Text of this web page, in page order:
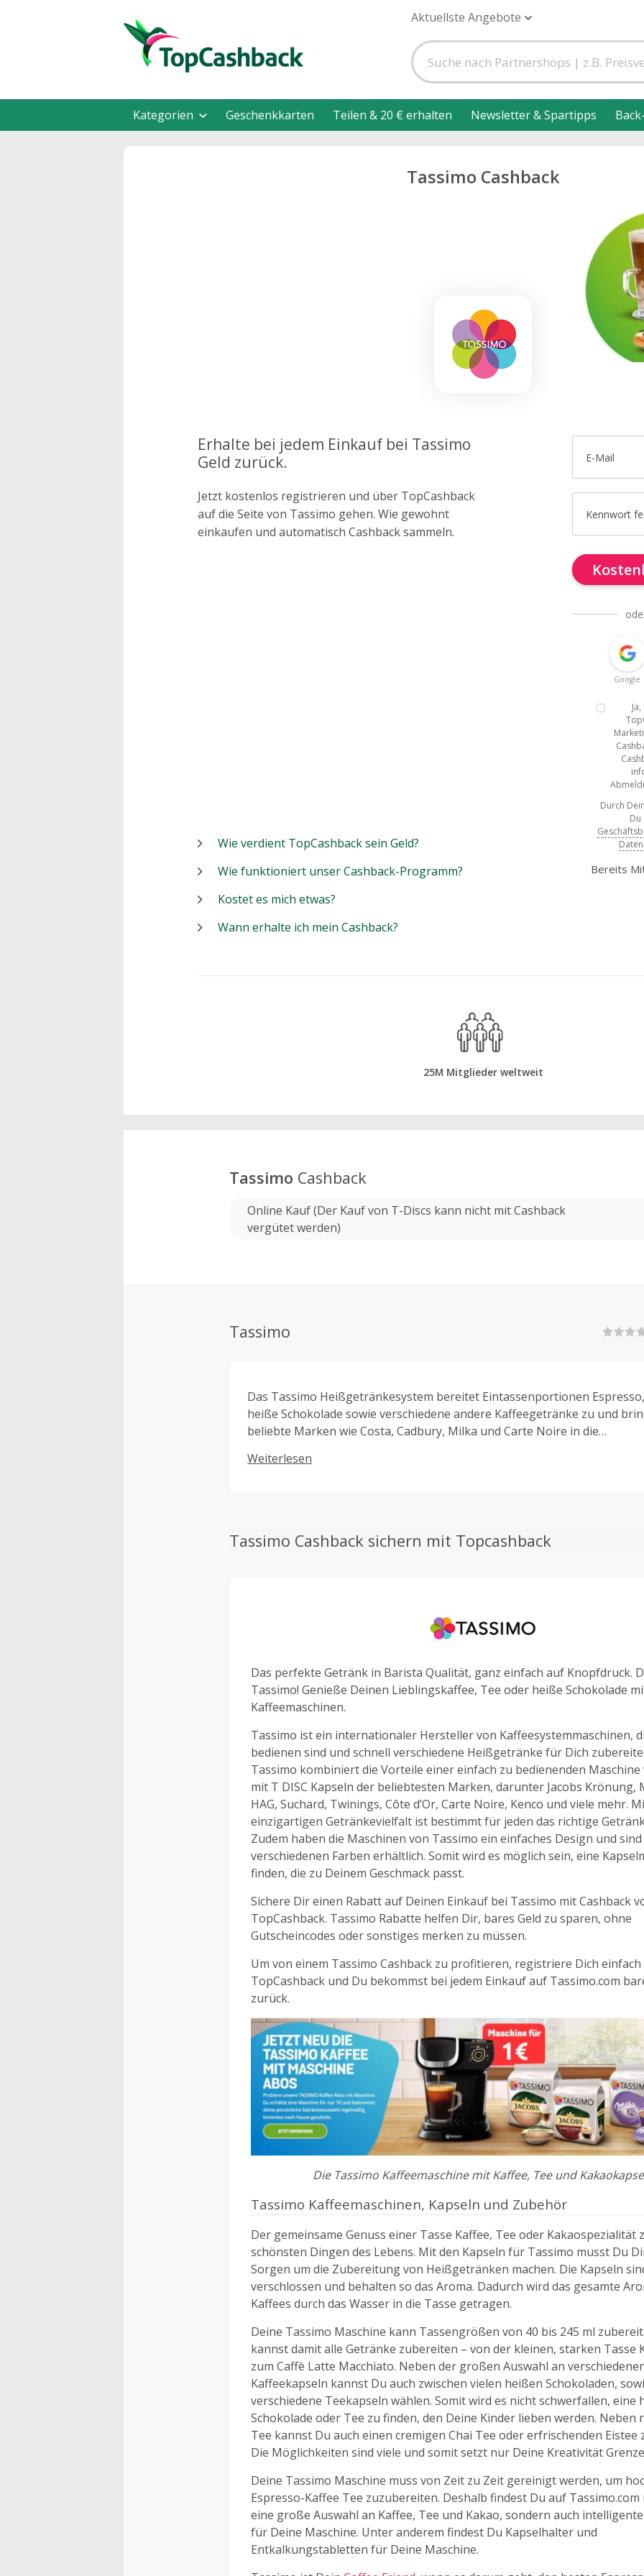
Aktuellste Angebote
Kategorien Geschenkkarten Teilen & 20 € erhalten Newsletter & Spartipps
Tassimo Cashback
Erhalte bei jedem Einkauf bei Tassimo
Geld zurück.
Jetzt kostenlos registrieren und über TopCashback
auf die Seite von Tassimo gehen. Wie gewohnt
einkaufen und automatisch Cashback sammeln.
E-Mail
Kennwort
Google
Durch
Bereits
Wie verdient TopCashback sein Geld?
Wie funktioniert unser Cashback-Programm?
Kostet es mich etwas?
Wann erhalte ich mein Cashback?
25M Mitglieder weltweit
Tassimo Cashback
Online Kauf (Der Kauf von T-Discs kann nicht mit Cashback
vergütet werden)
Tassimo
Das Tassimo Heißgetränkesystem bereitet Eintassenportionen
heiße Schokolade sowie verschiedene andere Kaffeegetränke zu und
beliebte Marken wie Costa, Cadbury, Milka und Carte Noire in die
namens T Discs zum Einsatz.
Weiterlesen
Tassimo Cashback sichern mit Topcashback
Das perfekte Getränk in Barista Qualität, ganz einfach auf Knopfdruck.
Tassimo! Genieße Deinen Lieblingskaffee, Tee oder heiße Schokolade
Kaffeemaschinen.
Tassimo ist ein internationaler Hersteller von Kaffeesystemmaschinen,
bedienen sind und schnell verschiedene Heißgetränke für Dich
Tassimo kombiniert die Vorteile einer einfach zu bedienenden Maschine
mit T DISC Kapseln der beliebtesten Marken, darunter Jacobs Krönung,
HAG, Suchard, Twinings, Côte d’Or, Carte Noire, Kenco und viele mehr.
einzigartigen Getränkevielfalt ist bestimmt für jeden das richtige
Zudem haben die Maschinen von Tassimo ein einfaches Design und
verschiedenen Farben erhältlich. Somit wird es möglich sein, eine
finden, die zu Deinem Geschmack passt.
Sichere Dir einen Rabatt auf Deinen Einkauf bei Tassimo mit Cashback
TopCashback. Tassimo Rabatte helfen Dir, bares Geld zu sparen, ohne
Gutscheincodes oder sonstiges merken zu müssen.
Um von einem Tassimo Cashback zu profitieren, registriere Dich einfach
TopCashback und Du bekommst bei jedem Einkauf auf Tassimo.com
zurück.
Die Tassimo Kaffeemaschine mit Kaffee, Tee und
Tassimo Kaffeemaschinen, Kapseln und Zubehör
Der gemeinsame Genuss einer Tasse Kaffee, Tee oder Kakaospezialität
schönsten Dingen des Lebens. Mit den Kapseln für Tassimo musst Du
Sorgen um die Zubereitung von Heißgetränken machen. Die Kapseln
verschlossen und behalten so das Aroma. Dadurch wird das gesamte
Kaffees durch das Wasser in die Tasse getragen.
Deine Tassimo Maschine kann Tassengrößen von 40 bis 245 ml
kannst damit alle Getränke zubereiten – von der kleinen, starken Tasse
zum Caffè Latte Macchiato. Neben der großen Auswahl an
Kaffeekapseln kannst Du auch zwischen vielen heißen Schokoladen,
verschiedene Teekapseln wählen. Somit wird es nicht schwerfallen, eine
Schokolade oder Tee zu finden, den Deine Kinder lieben werden. Neben
Tee kannst Du auch einen cremigen Chai Tee oder erfrischenden Eistee
Die Möglichkeiten sind viele und somit setzt nur Deine Kreativität
Deine Tassimo Maschine muss von Zeit zu Zeit gereinigt werden, um
Espresso-Kaffee Tee zuzubereiten. Deshalb findest Du auf
eine große Auswahl an Kaffee, Tee und Kakao, sondern auch
für Deine Maschine. Unter anderem findest Du Kapselhalter und
Entkalkungstabletten für Deine Maschine.